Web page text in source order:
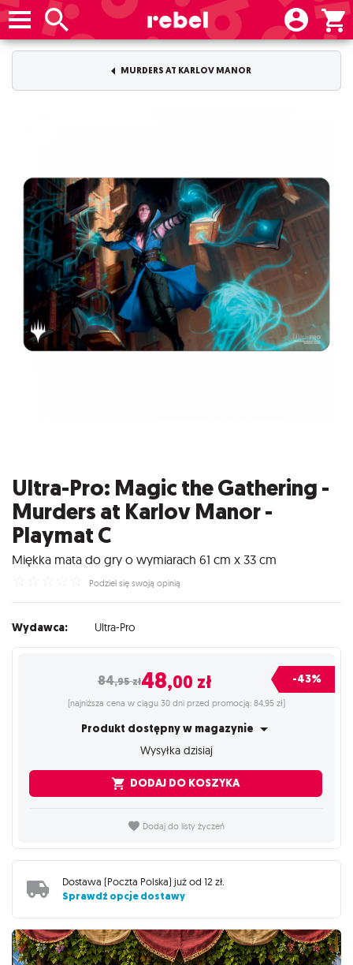
MURDERS AT KARLOV MANOR
Ultra-Pro: Magic the Gathering -
Murders at Karlov Manor -
Playmat C
Miękka mata do gry o wymiarach 61 cm x 33 cm
Podziel się swoją opinią
Wydawca: Ultra-Pro
84,95zł48,00 zł -43%
(najniższa cena w ciągu 30 dni przed promocją: 84,95 zł)
Produkt dostępny w magazynie
Wysyłka dzisiaj
DODAJ DO KOSZYKA
Dodaj do listy życzeń
Dostawa (Poczta Polska) już od 12 zł.
Sprawdź opcje dostawy